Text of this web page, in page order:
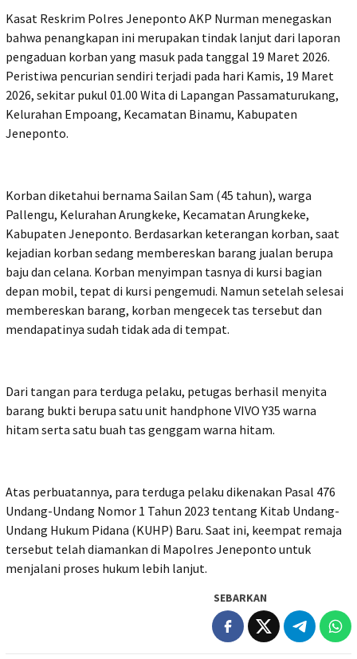
Kasat Reskrim Polres Jeneponto AKP Nurman menegaskan
bahwa penangkapan ini merupakan tindak lanjut dari laporan
pengaduan korban yang masuk pada tanggal 19 Maret 2026.
Peristiwa pencurian sendiri terjadi pada hari Kamis, 19 Maret
2026, sekitar pukul 01.00 Wita di Lapangan Passamaturukang,
Kelurahan Empoang, Kecamatan Binamu, Kabupaten
Jeneponto.
Korban diketahui bernama Sailan Sam (45 tahun), warga
Pallengu, Kelurahan Arungkeke, Kecamatan Arungkeke,
Kabupaten Jeneponto. Berdasarkan keterangan korban, saat
kejadian korban sedang membereskan barang jualan berupa
baju dan celana. Korban menyimpan tasnya di kursi bagian
depan mobil, tepat di kursi pengemudi. Namun setelah selesai
membereskan barang, korban mengecek tas tersebut dan
mendapatinya sudah tidak ada di tempat.
Dari tangan para terduga pelaku, petugas berhasil menyita
barang bukti berupa satu unit handphone VIVO Y35 warna
hitam serta satu buah tas genggam warna hitam.
Atas perbuatannya, para terduga pelaku dikenakan Pasal 476
Undang-Undang Nomor 1 Tahun 2023 tentang Kitab Undang-
Undang Hukum Pidana (KUHP) Baru. Saat ini, keempat remaja
tersebut telah diamankan di Mapolres Jeneponto untuk
menjalani proses hukum lebih lanjut.
SEBARKAN